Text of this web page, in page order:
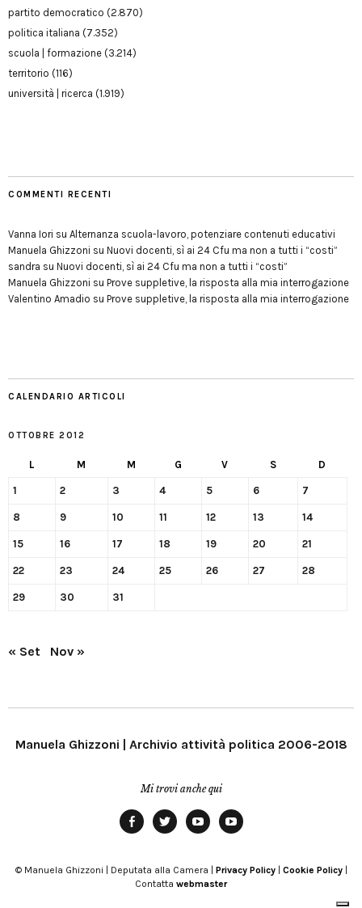
partito democratico (2.870)
politica italiana (7.352)
scuola | formazione (3.214)
territorio (116)
università | ricerca (1.919)
COMMENTI RECENTI
Vanna Iori su Alternanza scuola-lavoro, potenziare contenuti educativi
Manuela Ghizzoni su Nuovi docenti, sì ai 24 Cfu ma non a tutti i “costi”
sandra su Nuovi docenti, sì ai 24 Cfu ma non a tutti i “costi”
Manuela Ghizzoni su Prove suppletive, la risposta alla mia interrogazione
Valentino Amadio su Prove suppletive, la risposta alla mia interrogazione
CALENDARIO ARTICOLI
OTTOBRE 2012
L M M G V S D
1 2 3 4 5 6 7
8 9 10 11 12 13 14
15 16 17 18 19 20 21
22 23 24 25 26 27 28
29 30 31
« Set Nov »
Manuela Ghizzoni | Archivio attività politica 2006-2018
Mi trovi anche qui
Modena
© Manuela Ghizzoni | Deputata alla Camera | Privacy Policy| Cookie Policy|
Contatta webmaster